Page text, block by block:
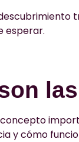
esperar.
y cómo